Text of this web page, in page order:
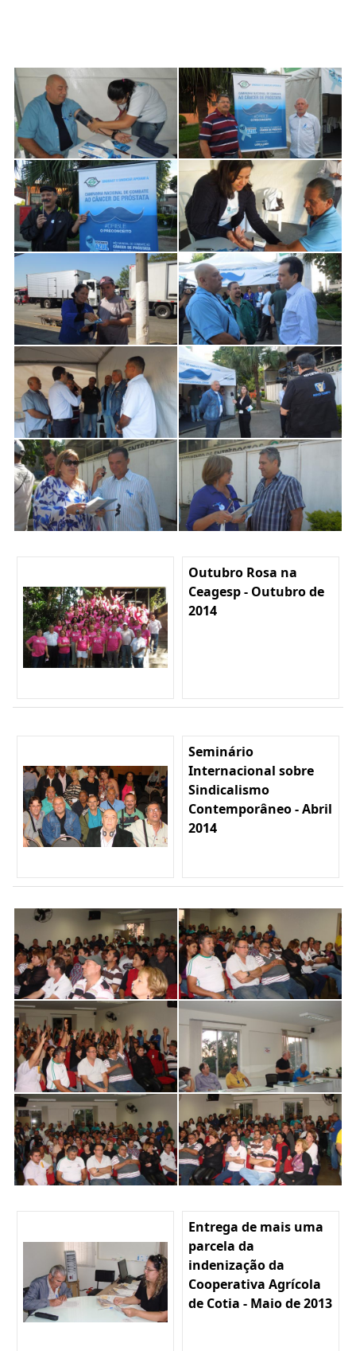
Outubro Rosa na
Ceagesp - Outubro de
2014
Seminário
Internacional sobre
Sindicalismo
Contemporâneo - Abril
2014
Entrega de mais uma
parcela da
indenização da
Cooperativa Agrícola
de Cotia - Maio de 2013